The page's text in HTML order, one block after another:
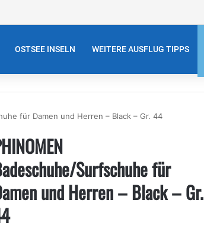
OSTSEE INSELN WEITERE AUSFLUG TIPPS
für Damen und Herren – Black – Gr. 44
Surfschuhe für
und Herren – Black – Gr.